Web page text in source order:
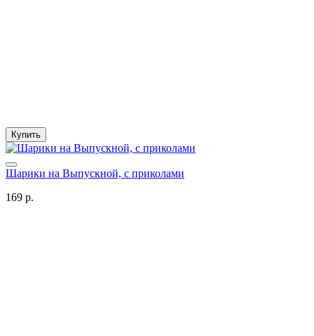
Купить
Шарики на Выпускной, с приколами
169 р.